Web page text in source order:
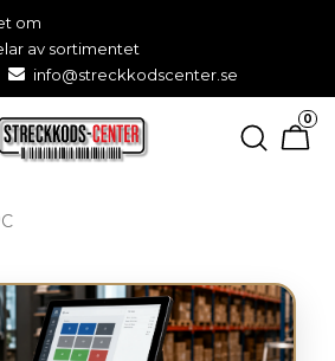
om
av sortimentet
info@streckkodscenter.se
0